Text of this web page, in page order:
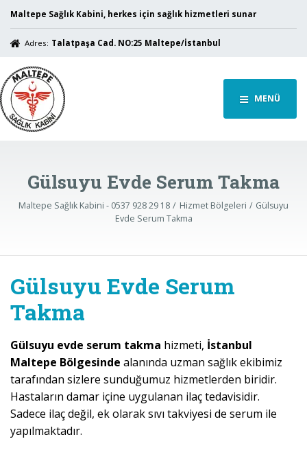
Maltepe Sağlık Kabini, herkes için sağlık hizmetleri sunar
Adres: Talatpaşa Cad. NO:25 Maltepe/İstanbul
MENÜ
Gülsuyu Evde Serum Takma
Maltepe Sağlık Kabini - 0537 928 29 18 Hizmet Bölgeleri
Gülsuyu
Evde Serum Takma
Gülsuyu Evde Serum
Takma
Gülsuyu evde serum takma hizmeti, İstanbul
Maltepe Bölgesinde alanında uzman sağlık ekibimiz
tarafından sizlere sunduğumuz hizmetlerden biridir.
Hastaların damar içine uygulanan ilaç tedavisidir.
Sadece ilaç değil, ek olarak sıvı takviyesi de serum ile
yapılmaktadır.